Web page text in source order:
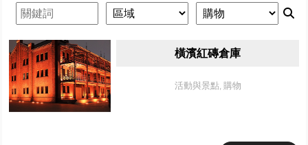
橫濱紅磚倉庫
活動與景點, 購物